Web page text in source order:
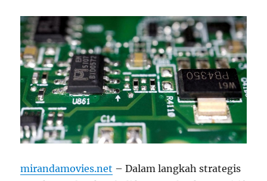
mirandamovies.net – Dalam langkah strategis